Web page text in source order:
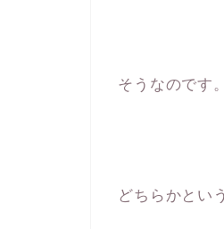
そうなのです。
どちらかとい